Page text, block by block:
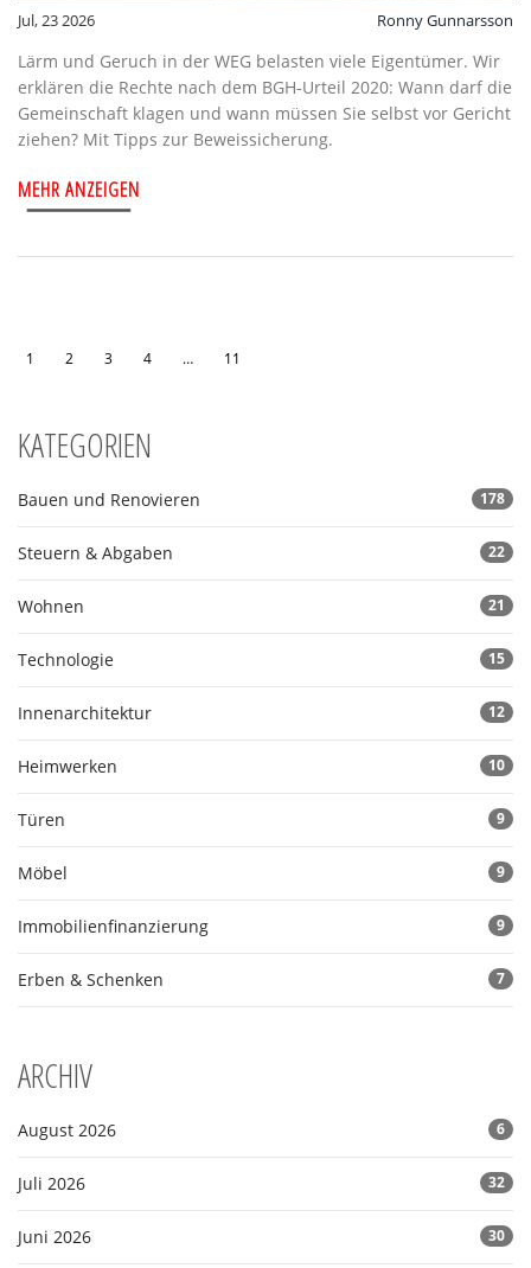
Jul, 23 2026 Ronny Gunnarsson
Lärm und Geruch in der WEG belasten viele Eigentümer. Wir
erklären die Rechte nach dem BGH-Urteil 2020: Wann darf die
Gemeinschaft klagen und wann müssen Sie selbst vor Gericht
ziehen? Mit Tipps zur Beweissicherung.
MEHR ANZEIGEN
1 2 3 4 … 11
KATEGORIEN
Bauen und Renovieren 178
Steuern & Abgaben 22
Wohnen 21
Technologie 15
Innenarchitektur 12
Heimwerken 10
Türen 9
Möbel 9
Immobilienfinanzierung 9
Erben & Schenken 7
ARCHIV
August 2026 6
Juli 2026 32
Juni 2026 30